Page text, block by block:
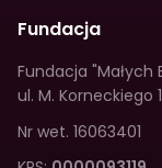
Fundacja
Fundacja "Małych
ul. M. Korneckiego
Nr wet. 16063401